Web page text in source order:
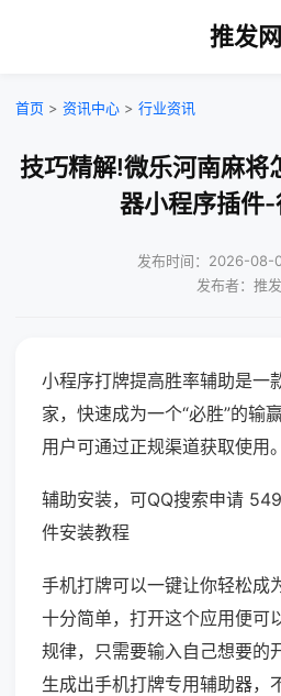
推发网
首页 > 资讯中心 > 行业资讯
技巧精解!微乐河南麻将
器小程序插件
发布时间：2026-08-
发布者：推
小程序打牌提高胜率辅助是一
家，快速成为一个“必胜”的输
用户可通过正规渠道获取使用。
辅助安装，可QQ搜索申请
件安装教程
手机打牌可以一键让你轻松成
十分简单，打开这个应用便可
规律，只需要输入自己想要的
生成出手机打牌专用辅助器，